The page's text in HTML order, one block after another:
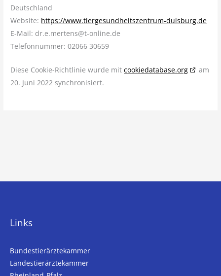
Deutschland
Website: https://www.tiergesundheitszentrum-duisburg.de
E-Mail: dr.e.mertens@t-online.de
Telefonnummer: 02066 30659
Diese Cookie-Richtlinie wurde mitcookiedatabase.org
am
20. Juni 2022 synchronisiert.
Links
Bundestierärztekammer
Landestierärztekammer